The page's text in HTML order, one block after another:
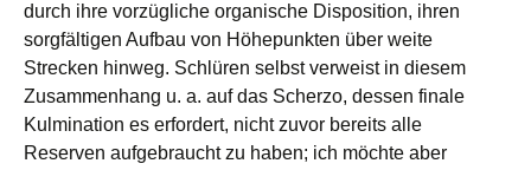
durch ihre vorzügliche organische Disposition, ihren
sorgfältigen Aufbau von Höhepunkten über weite
Strecken hinweg. Schlüren selbst verweist in diesem
Zusammenhang u. a. auf das Scherzo, dessen finale
Kulmination es erfordert, nicht zuvor bereits alle
Reserven aufgebraucht zu haben; ich möchte aber